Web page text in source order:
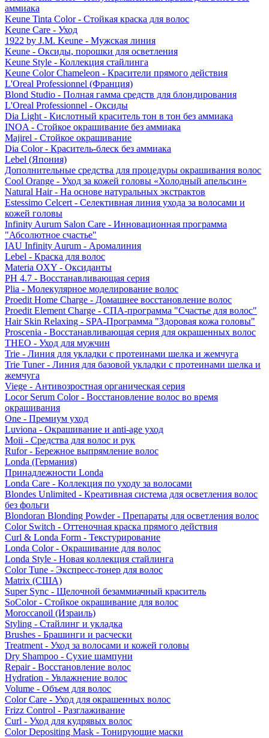
аммиака
Keune Tinta Color - Стойкая краска для волос
Keune Care - Уход
1922 by J.M. Keune - Мужская линия
Keune - Оксиды, порошки для осветления
Keune Style - Коллекция стайлинга
Keune Color Chameleon - Красители прямого действия
L'Oreal Professionnel (Франция)
Blond Studio - Полная гамма средств для блондирования
L'Oreal Professionnel - Оксиды
Dia Light - Кислотный краситель тон в тон без аммиака
INOA - Стойкое окрашивание без аммиака
Majirel - Стойкое окрашивание
Dia Color - Краситель-блеск без аммиака
Lebel (Япония)
Дополнительные средства для процедуры окрашивания волос
Cool Orange - Уход за кожей головы «Холодный апельсин»
Natural Hair - На основе натуральных экстрактов
Estessimo Celcert - Селективная линия ухода за волосами и
кожей головы
Infinity Aurum Salon Care - Инновационная программа
"Абсолютное счастье"
IAU Infinity Aurum - Аромалиния
Lebel - Краска для волос
Materia OXY - Оксиданты
PH 4.7 - Восстанавливающая серия
Plia - Молекулярное моделирование волос
Proedit Home Charge - Домашнее восстановление волос
Proedit Element Charge - СПА-программа "Счастье для волос"
Hair Skin Relaxing - SPA-Программа "Здоровая кожа головы"
Proscenia - Восстанавливающая серия для окрашенных волос
THEO - Уход для мужчин
Trie - Линия для укладки с протеинами шелка и жемчуга
Trie Tuner - Линия для базовой укладки с протеинами шелка и
жемчуга
Viege - Антивозростная органическая серия
Locor Serum Color - Восстановление волос во время
окрашивания
One - Премиум уход
Luviona - Окрашивание и anti-age уход
Moii - Средства для волос и рук
Rufor - Бережное выпрямление волос
Londa (Германия)
Принадлежности Londa
Londa Care - Коллекция по уходу за волосами
Blondes Unlimited - Креативная система для осветления волос
без фольги
Blondoran Blonding Powder - Препараты для осветления волос
Color Switch - Оттеночная краска прямого действия
Curl & Londa Form - Текстурирование
Londa Color - Окрашивание для волос
Londa Style - Новая коллекция стайлинга
Color Tune - Экспресс-тонер для волос
Matrix (США)
Super Sync - Щелочной безаммиачный краситель
SoColor - Стойкое окрашивание для волос
Moroccanoil (Израиль)
Styling - Стайлинг и укладка
Brushes - Брашинги и расчески
Treatment - Уход за волосами и кожей головы
Dry Shampoo - Сухие шампуни
Repair - Восстановление волос
Hydration - Увлажнение волос
Volume - Объем для волос
Color Care - Уход для окрашенных волос
Frizz Control - Разглаживание
Curl - Уход для кудрявых волос
Color Depositing Mask - Тонирующие маски